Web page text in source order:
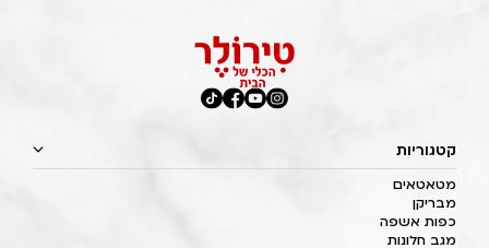
קטגוריות
מטאטאים
מבריקן
כפות אשפה
מגב חלונות